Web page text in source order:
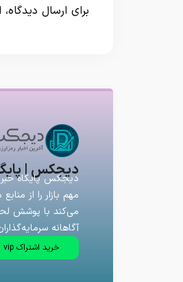
برای ارسال دیدگاه،
دیجکس |
دیجکس پایگاه
مهم بازار را از
می‌کند با پوشش
آگاهانه
خرید اشتراک vip